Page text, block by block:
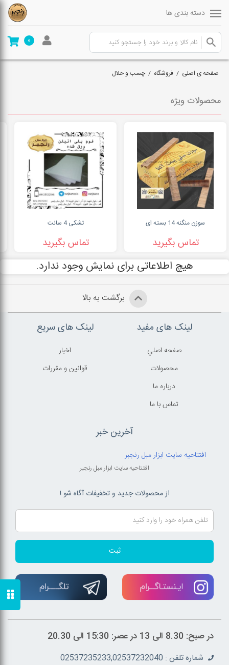
دسته بندی ها
0
صفحه ی اصلی / فروشگاه / چسب و حلال
محصولات ویژه
سوزن منگنه 14 بسته ای
تماس بگیرید
تشکی 4 سانت
تماس بگیرید
هیچ اطلاعاتی برای نمایش وجود ندارد.
برگشت به بالا
لینک های مفید
صفحه اصلي
محصولات
درباره ما
تماس با ما
لینک های سریع
اخبار
قوانين و مقررات
آخرین خبر
افتتاحیه سایت ابزار مبل رنجبر
افتتاحیه سایت ابزار مبل رنجبر
از محصولات جدید و تخفیفات آگاه شو !
ثبت
در صبح: 8.30 الی 13 در عصر: 15:30 الی 20.30
شماره تلفن : 02537235233,02537232040